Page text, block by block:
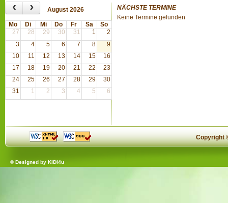
‹ › August 2026
Mo Di Mi Do Fr Sa
So
27
28 29 30 31 1
2
3
4 5 6 7 8
9
10
11 12 13 14 15
16
17
18 19 20 21 22
23
24
25 26 27 28 29
30
31
1 2 3 4 5 6
NÄCHSTE TERMINE
Keine Termine gefunden
Copyright
© Designed by KIDI4u